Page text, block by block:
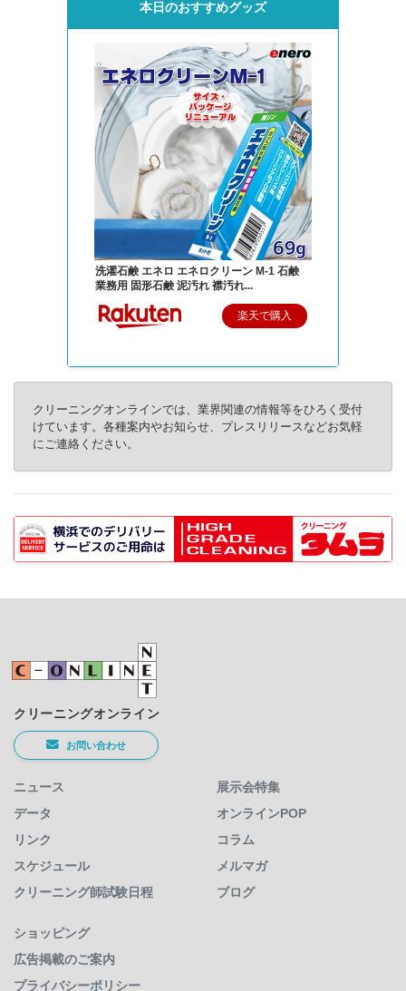
本日のおすすめグッズ
洗濯石鹸 エネロ エネロクリーン M-1 石鹸
業務用 固形石鹸 泥汚れ 襟汚れ...
楽天で購入
クリーニングオンラインでは、業界関連の情報等をひろく受付
けています。各種案内やお知らせ、プレスリリースなどお気軽
にご連絡ください。
クリーニングオンライン
お問い合わせ
ニュース
データ
リンク
スケジュール
クリーニング師試験日程
展示会特集
オンラインPOP
コラム
メルマガ
ブログ
ショッピング
広告掲載のご案内
プライバシーポリシー